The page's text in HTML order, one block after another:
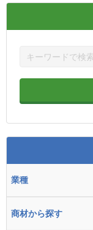
業種
商材から探す